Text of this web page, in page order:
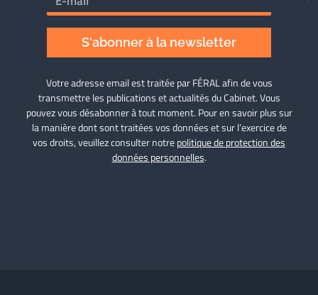
S'abonner à la newsletter
Votre adresse email est traitée par FÉRAL afin de vous
transmettre les publications et actualités du Cabinet. Vous
pouvez vous désabonner à tout moment. Pour en savoir plus sur
la manière dont sont traitées vos données et sur l’exercice de
vos droits, veuillez consulter notrepolitique de protection des
données personnelles.